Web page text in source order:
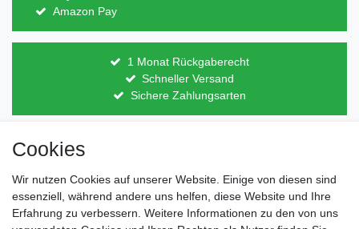
Amazon Pay
1 Monat Rückgaberecht
Schneller Versand
Sichere Zahlungsarten
Direkt vom Hersteller
Lagerware
Cookies
Wir nutzen Cookies auf unserer Website. Einige von diesen sind
essenziell, während andere uns helfen, diese Website und Ihre
Erfahrung zu verbessern. Weitere Informationen zu den von uns